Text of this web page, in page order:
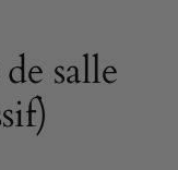
salle